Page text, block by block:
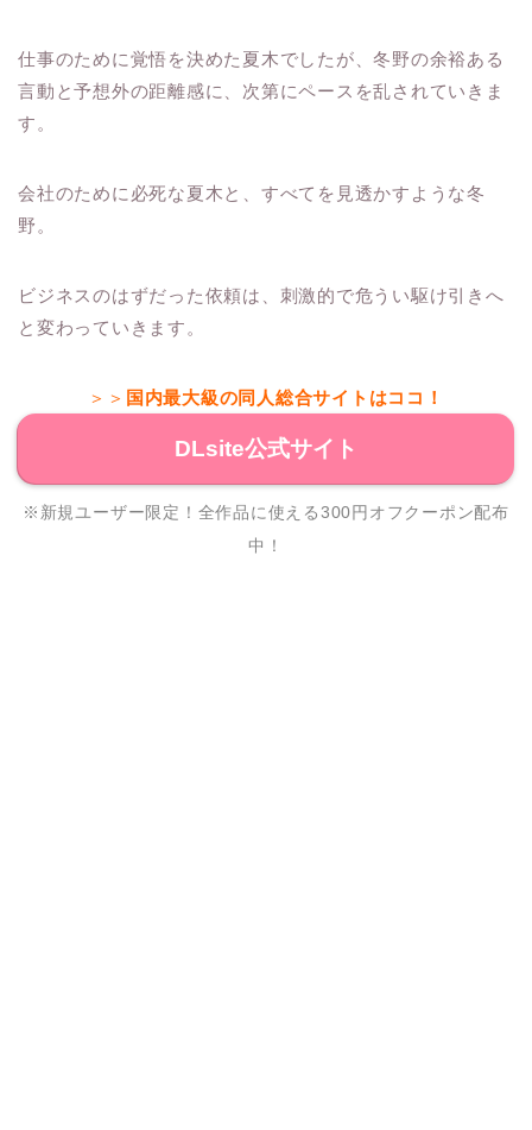
仕事のために覚悟を決めた夏木でしたが、冬野の余裕ある
言動と予想外の距離感に、次第にペースを乱されていきま
す。
会社のために必死な夏木と、すべてを見透かすような冬
野。
ビジネスのはずだった依頼は、刺激的で危うい駆け引きへ
と変わっていきます。
＞＞ 国内最大級の同人総合サイトはココ！
DLsite公式サイト
※新規ユーザー限定！全作品に使える300円オフクーポン配布
中！